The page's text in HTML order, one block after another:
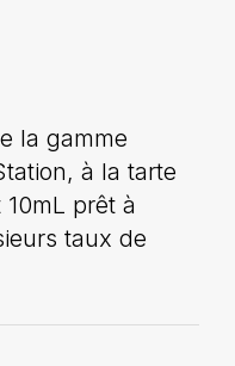
la gamme
à la tarte
prêt à
taux de